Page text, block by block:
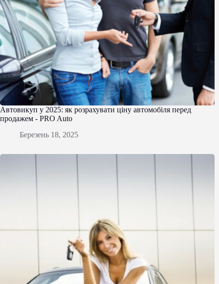
Автовикуп у 2025: як розрахувати ціну автомобіля перед
продажем - PRO Auto
Березень 18, 2025